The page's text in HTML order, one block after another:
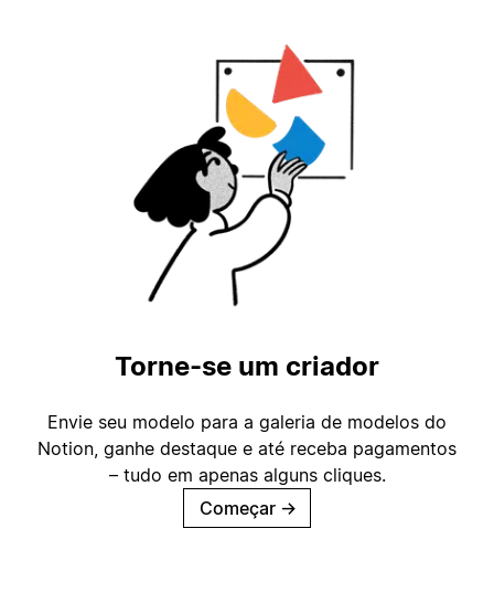
Torne-se um criador
Envie seu modelo para a galeria de modelos do
Notion, ganhe destaque e até receba pagamentos
– tudo em apenas alguns cliques.
Começar →